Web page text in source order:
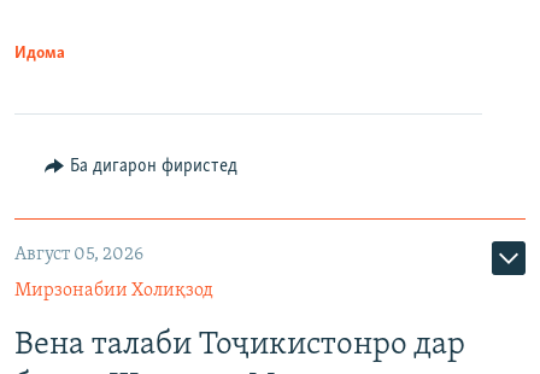
Идома
Ба дигарон фиристед
Август 05, 2026
Мирзонабии Холиқзод
Вена талаби Тоҷикистонро дар